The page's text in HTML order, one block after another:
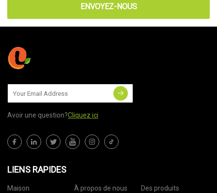
ENVOYEZ-NOUS
Avoir une question?Cliquez ici
LIENS RAPIDES
Maison À propos de nous Des produits